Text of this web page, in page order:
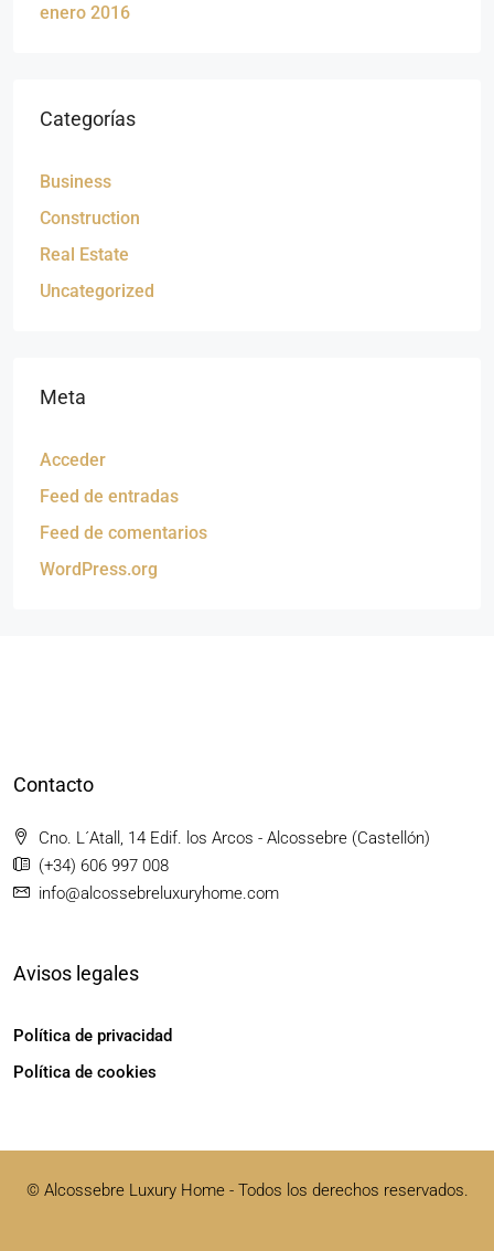
enero 2016
Categorías
Business
Construction
Real Estate
Uncategorized
Meta
Acceder
Feed de entradas
Feed de comentarios
WordPress.org
Contacto
Cno. L´Atall, 14 Edif. los Arcos - Alcossebre (Castellón)
(+34) 606 997 008
info@alcossebreluxuryhome.com
Avisos legales
Política de privacidad
Política de cookies
© Alcossebre Luxury Home - Todos los derechos reservados.